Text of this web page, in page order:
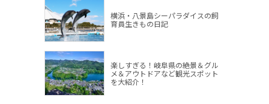
横浜・八景島シーパラダイスの飼
育員生きもの日記
楽しすぎる！岐阜県の絶景＆グル
メ＆アウトドアなど観光スポット
を大紹介！